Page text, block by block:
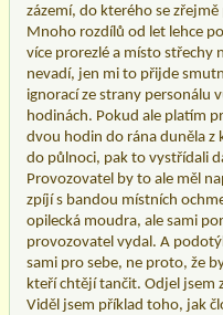
zázemí, do kterého se
Mnoho rozdílů od let lehce
více prorezlé a místo střechy
nevadí, jen mi to přijde
ignorací ze strany personálu
hodinách. Pokud ale platím
dvou hodin do rána duněla z
do půlnoci, pak to vystřídali
Provozovatel by to ale měl
zpíjí s bandou místních
opilecká moudra, ale sami
provozovatel vydal. A
sami pro sebe, ne proto, že
kteří chtějí tančit. Odjel jsem
Viděl jsem příklad toho, jak